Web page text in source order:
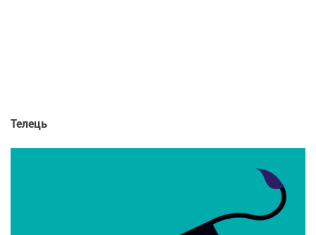
Телець